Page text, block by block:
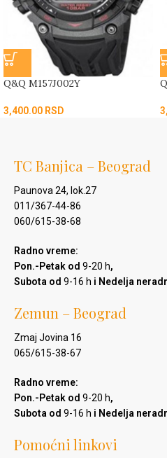
Q&Q M157J002Y
3,400.00 RSD
TC Banjica – Beograd
Paunova 24, lok.27
011/367-44-86
060/615-38-68
Radno vreme:
Pon.-Petak od 9-20 h,
Subota od 9-16 h i Nedelja
Zemun – Beograd
Zmaj Jovina 16
065/615-38-67
Radno vreme:
Pon.-Petak od 9-20 h,
Subota od 9-16 h i Nedelja
Pomoćni linkovi